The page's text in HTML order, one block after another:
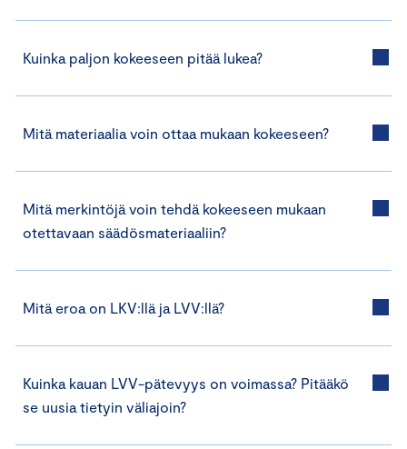
Kuinka paljon kokeeseen pitää lukea?
Mitä materiaalia voin ottaa mukaan kokeeseen?
Mitä merkintöjä voin tehdä kokeeseen mukaan
otettavaan säädösmateriaaliin?
Mitä eroa on LKV:llä ja LVV:llä?
Kuinka kauan LVV-pätevyys on voimassa? Pitääkö
se uusia tietyin väliajoin?